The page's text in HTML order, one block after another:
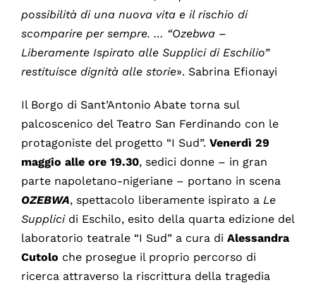
possibilità di una nuova vita e il rischio di
scomparire per sempre. … “Ozebwa –
Liberamente Ispirato alle Supplici di Eschilio”
restituisce dignità alle storie». Sabrina Efionayi
Il Borgo di Sant’Antonio Abate torna sul
palcoscenico del Teatro San Ferdinando con le
protagoniste del progetto “I Sud”. Venerdì 29
maggio alle ore 19.30, sedici donne – in gran
parte napoletano-nigeriane – portano in scena
OZEBWA, spettacolo liberamente ispirato a Le
Supplicidi Eschilo, esito della quarta edizione del
laboratorio teatrale “I Sud” a cura di Alessandra
Cutolo che prosegue il proprio percorso di
ricerca attraverso la riscrittura della tragedia